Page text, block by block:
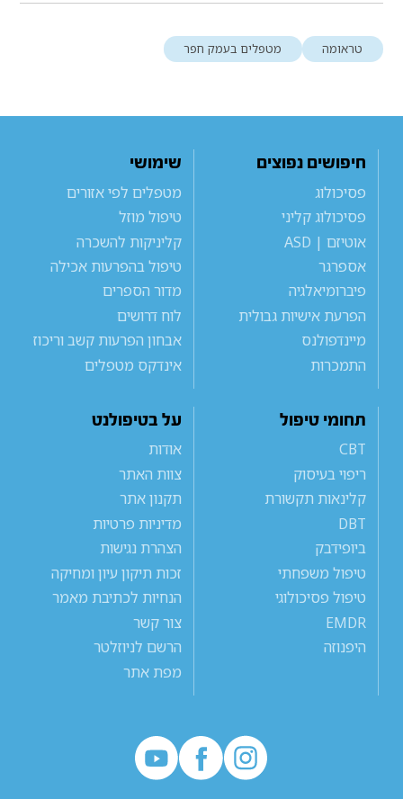
טראומה מטפלים בעמק חפר
חיפושים נפוצים
פסיכולוג
פסיכולוג קליני
אוטיזם | ASD
אספרגר
פיברומיאלגיה
הפרעת אישיות גבולית
מיינדפולנס
התמכרות
שימושי
מטפלים לפי אזורים
טיפול מוזל
קליניקות להשכרה
טיפול בהפרעות אכילה
מדור הספרים
לוח דרושים
אבחון הפרעות קשב וריכוז
אינדקס מטפלים
תחומי טיפול
CBT
ריפוי בעיסוק
קלינאות תקשורת
DBT
ביופידבק
טיפול משפחתי
טיפול פסיכולוגי
EMDR
היפנוזה
על בטיפולנט
אודות
צוות האתר
תקנון אתר
מדיניות פרטיות
הצהרת נגישות
זכות תיקון עיון ומחיקה
הנחיות לכתיבת מאמר
צור קשר
הרשם לניוזלטר
מפת אתר